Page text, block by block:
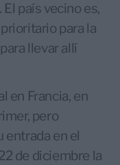
país vecino es,
para la
llevar allí
en Francia, en
pero
entrada en el
de diciembre la